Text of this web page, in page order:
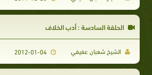
الحلقة السادسة : أدب الخلاف
الشيخ شعبان عفيفي 2012-01-04